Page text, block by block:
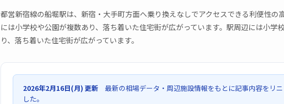
都営新宿線の船堀駅は、新宿・大手町方面へ乗り換えなしでアクセスできる利便性の
には小学校や公園が複数あり、落ち着いた住宅街が広がっています。駅周辺には小学
り、落ち着いた住宅街が広がっています。
2026年2月16日(月) 更新 最新の相場データ・周辺施設情報をもとに記事内容をリ
した。